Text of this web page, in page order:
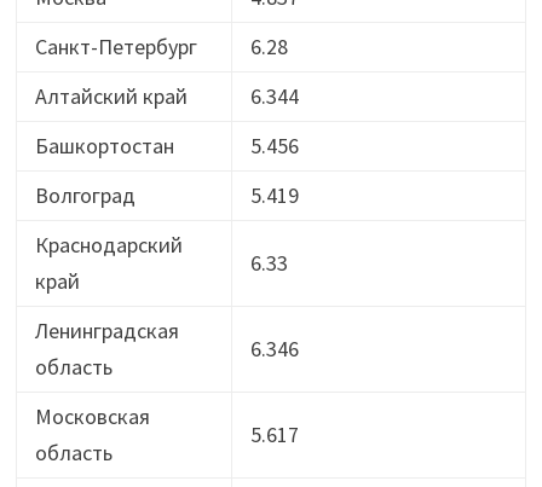
Санкт-Петербург
6.28
Алтайский край
6.344
Башкортостан
5.456
Волгоград
5.419
Краснодарский
край
6.33
Ленинградская
область
6.346
Московская
область
5.617